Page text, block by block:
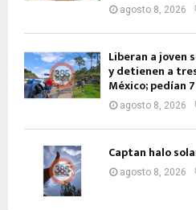
agosto 8, 2026
Liberan a joven
y detienen a
México; pedían
agosto 8, 2026
Captan halo
agosto 8, 2026